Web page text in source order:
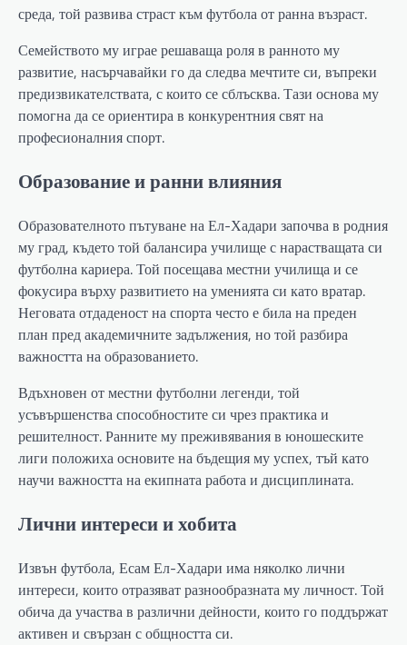
среда, той развива страст към футбола от ранна възраст.
Семейството му играе решаваща роля в ранното му
развитие, насърчавайки го да следва мечтите си, въпреки
предизвикателствата, с които се сблъсква. Тази основа му
помогна да се ориентира в конкурентния свят на
професионалния спорт.
Образование и ранни влияния
Образователното пътуване на Ел-Хадари започва в родния
му град, където той балансира училище с нарастващата си
футболна кариера. Той посещава местни училища и се
фокусира върху развитието на уменията си като вратар.
Неговата отдаденост на спорта често е била на преден
план пред академичните задължения, но той разбира
важността на образованието.
Вдъхновен от местни футболни легенди, той
усъвършенства способностите си чрез практика и
решителност. Ранните му преживявания в юношеските
лиги положиха основите на бъдещия му успех, тъй като
научи важността на екипната работа и дисциплината.
Лични интереси и хобита
Извън футбола, Есам Ел-Хадари има няколко лични
интереси, които отразяват разнообразната му личност. Той
обича да участва в различни дейности, които го поддържат
активен и свързан с общността си.